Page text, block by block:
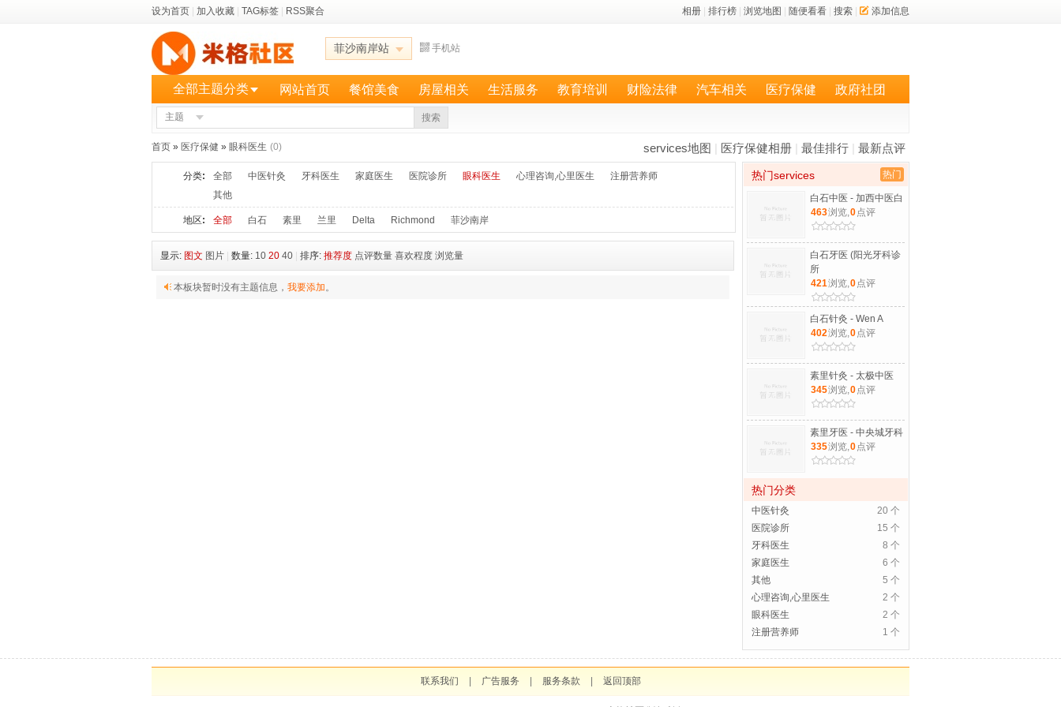
设为首页 加入收藏 TAG标签 RSS聚合 相册 排行榜 浏览地图 随便看看 搜索 添加信息
菲沙南岸站 手机站
全部主题分类 网站首页 餐馆美食 房屋相关 生活服务 教育培训 财险法律 汽车相关 医疗保健 政府社团
主题 搜索
services地图 医疗保健相册 最佳排行 最新点评
首页 » 医疗保健 » 眼科医生 (0)
分类: 全部 中医针灸 牙科医生 家庭医生 医院诊所 眼科医生 心理咨询,心里医生
注册营养师
其他
地区: 全部 白石 素里 兰里 Delta Richmond 菲沙南岸
显示: 图文 图片 数量: 10 20 40 排序: 推荐度 点评数量 喜欢程度 浏览量
本板块暂时没有主题信息， 我要添加。
热门
热门services
白石中医 - 加西中医白
463浏览,0点评
白石牙医 (阳光牙科诊
所
421浏览,0点评
白石针灸 - Wen A
402浏览,0点评
素里针灸 - 太极中医
345浏览,0点评
素里牙医 - 中央城牙科
335浏览,0点评
热门分类
20 个
中医针灸
15 个
医院诊所
8 个
牙科医生
6 个
家庭医生
5 个
其他
2 个
心理咨询,心里医生
2 个
眼科医生
1 个
注册营养师
联系我们 广告服务 服务条款 返回顶部